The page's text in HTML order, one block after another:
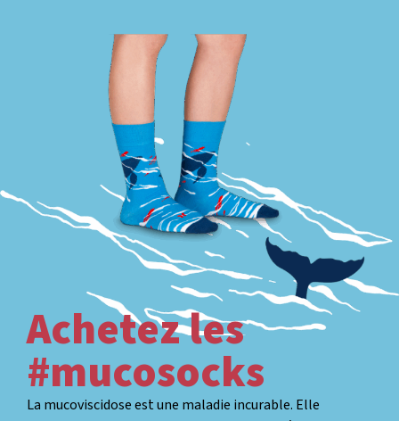
Achetez les
#mucosocks
La mucoviscidose est une maladie incurable. Elle